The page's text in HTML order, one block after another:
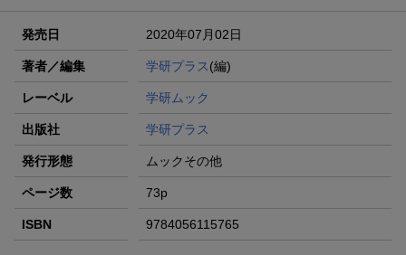
発売日 2020年07月02日
著者／編集 学研プラス(編)
レーベル 学研ムック
出版社 学研プラス
発行形態 ムックその他
ページ数 73p
ISBN 9784056115765